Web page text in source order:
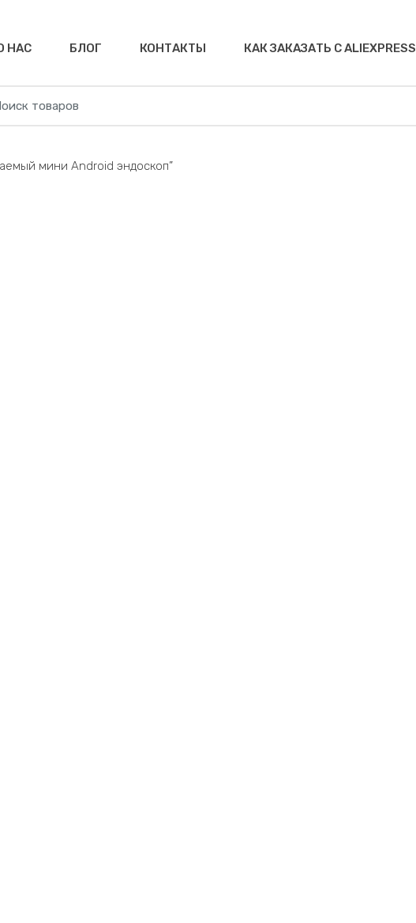
НАС БЛОГ КОНТАКТЫ КАК ЗАКАЗАТЬ С ALIEXPRESS
мини Android эндоскоп”